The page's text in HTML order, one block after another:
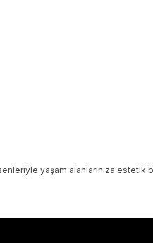
yaşam alanlarınıza